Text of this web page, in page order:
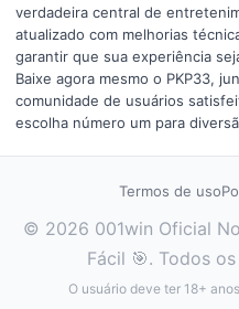
verdadeira central de
atualizado com melhorias
garantir que sua experiência
Baixe agora mesmo o PKP33,
comunidade de usuários
escolha número um para
Termos de uso
© 2026 001win Oficial
Fácil 🎯. Todos
O usuário deve ter 18+